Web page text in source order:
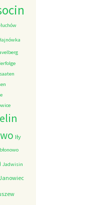
Iły
Jadwisin